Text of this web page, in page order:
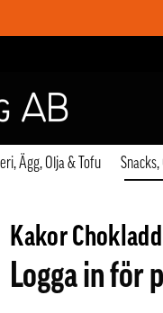
Ägg, Olja & Tofu
Kakor
Logga in för